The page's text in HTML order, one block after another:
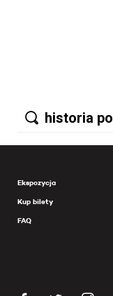
Ekspozycja
Kup bilety
FAQ